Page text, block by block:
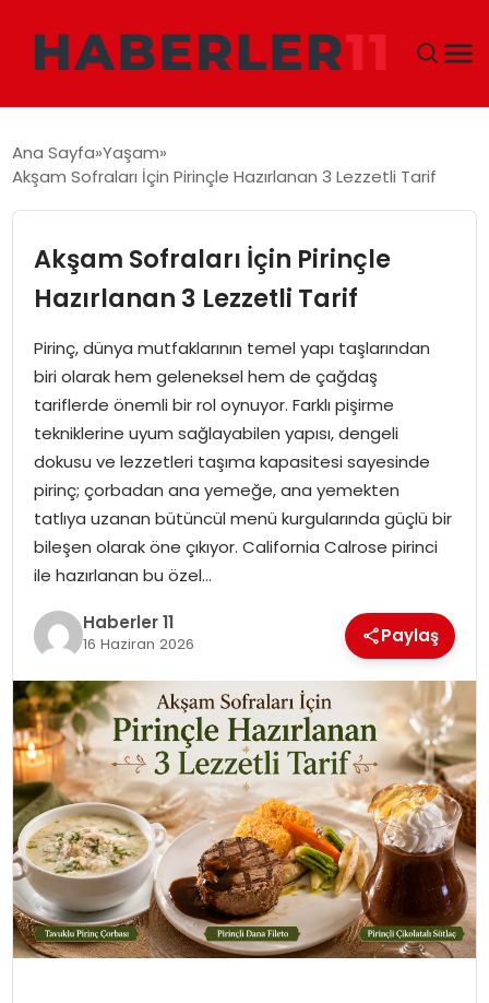
DÜNYA
EKONOMI
SIYASET
TEKNOLOJI
SPOR
Ana Sayfa Yaşam
Akşam Sofraları İçin Pirinçle Hazırlanan 3 Lezzetli Tarif
Akşam Sofraları İçin Pirinçle
Hazırlanan 3 Lezzetli Tarif
Pirinç, dünya mutfaklarının temel yapı taşlarından
biri olarak hem geleneksel hem de çağdaş
tariflerde önemli bir rol oynuyor. Farklı pişirme
tekniklerine uyum sağlayabilen yapısı, dengeli
dokusu ve lezzetleri taşıma kapasitesi sayesinde
pirinç; çorbadan ana yemeğe, ana yemekten
tatlıya uzanan bütüncül menü kurgularında güçlü bir
bileşen olarak öne çıkıyor. California Calrose pirinci
ile hazırlanan bu özel…
Haberler 11
16 Haziran 2026 Paylaş